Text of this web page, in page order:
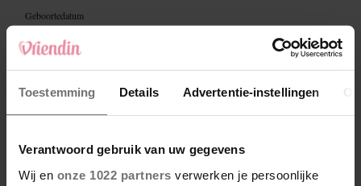
Toestemming Details Advertentie-instellingen
Verantwoord gebruik van uw gegevens
Wij en onze 1022 partners verwerken je persoonlijke